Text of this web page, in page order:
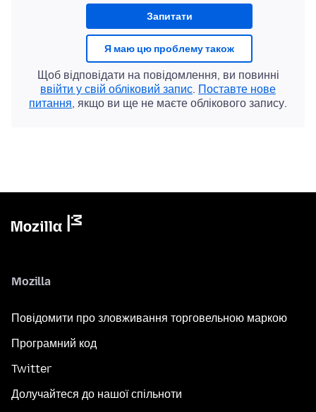
Запитати
Я маю цю проблему також
Щоб відповідати на повідомлення, ви повинні
ввійти у свій обліковий запис. Поставте нове
питання, якщо ви ще не маєте облікового запису.
Mozilla
Повідомити про зловживання торговельною маркою
Програмний код
Twitter
Долучайтеся до нашої спільноти